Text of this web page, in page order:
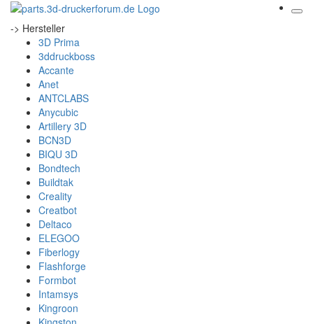
-> Hersteller
3D Prima
3ddruckboss
Accante
Anet
ANTCLABS
Anycubic
Artillery 3D
BCN3D
BIQU 3D
Bondtech
Buildtak
Creality
Creatbot
Deltaco
ELEGOO
Fiberlogy
Flashforge
Formbot
Intamsys
Kingroon